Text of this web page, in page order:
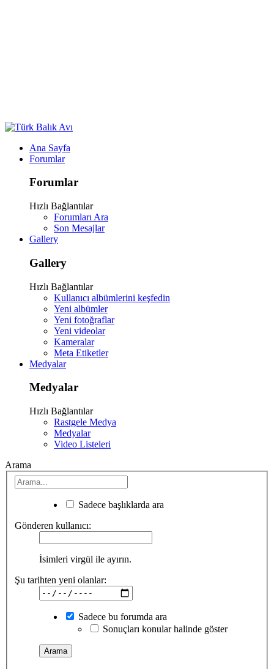
Ana Sayfa
Forumlar
Forumlar
Hızlı Bağlantılar
Forumları Ara
Son Mesajlar
Gallery
Gallery
Hızlı Bağlantılar
Kullanıcı albümlerini keşfedin
Yeni albümler
Yeni fotoğraflar
Yeni videolar
Kameralar
Meta Etiketler
Medyalar
Medyalar
Hızlı Bağlantılar
Rastgele Medya
Medyalar
Video Listeleri
Arama
Sadece başlıklarda ara
Gönderen kullanıcı:
İsimleri virgül ile ayırın.
Şu tarihten yeni olanlar:
Sadece bu forumda ara
Sonuçları konular halinde göster